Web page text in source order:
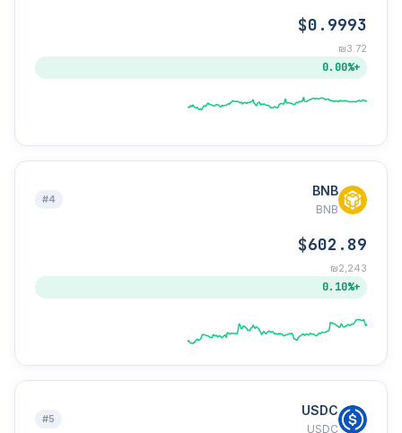
$0.9993
₪3.72
+0.00%
BNB
BNB
#4
$602.89
₪2,243
+0.10%
USDC
USDC
#5